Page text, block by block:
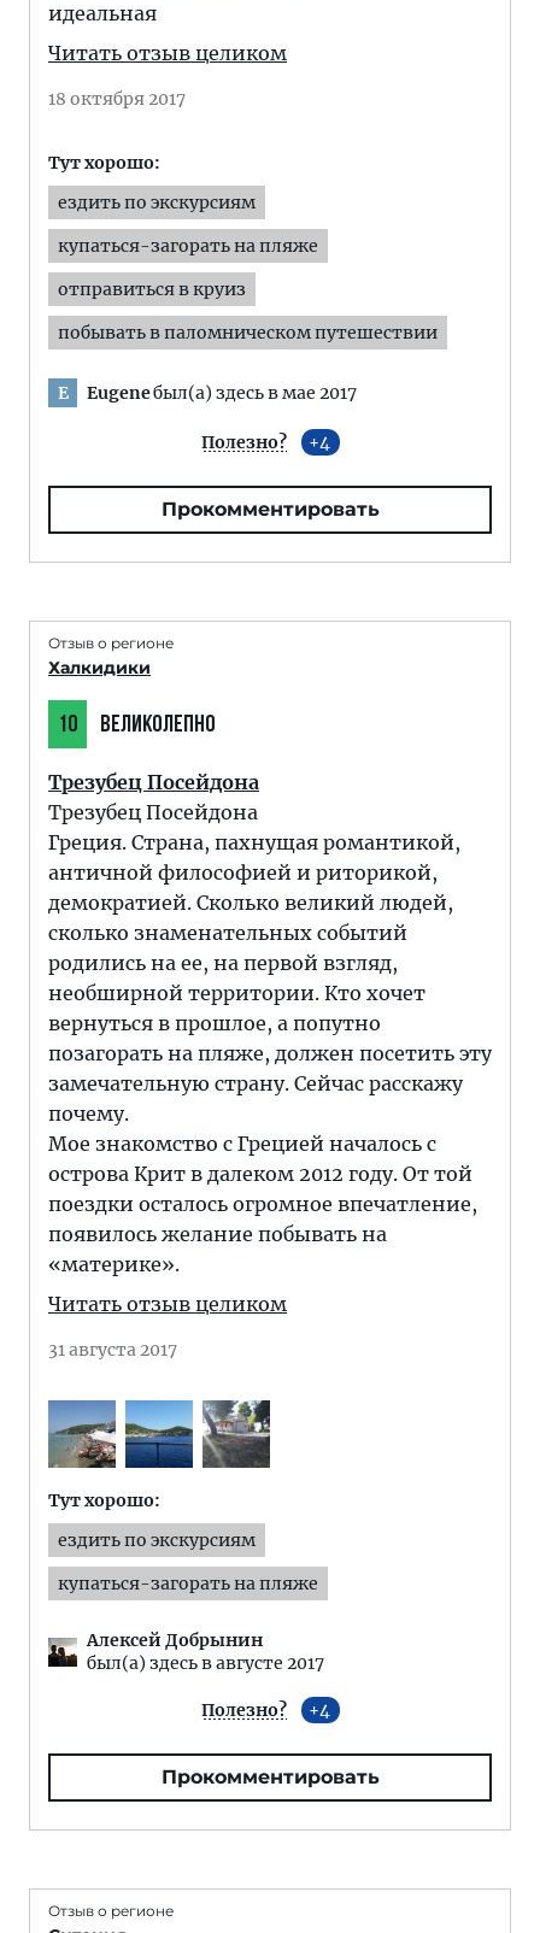
идеальная
Читать отзыв целиком
18 октября 2017
Тут хорошо:
ездить по экскурсиям
купаться-загорать на пляже
отправиться в круиз
побывать в паломническом путешествии
E Eugeneбыл(а) здесь в мае 2017
Полезно? 4
Прокомментировать
Отзыв о регионе
Халкидики
10 ВЕЛИКОЛЕПНО
Трезубец Посейдона
Трезубец Посейдона
Греция. Страна, пахнущая романтикой,
античной философией и риторикой,
демократией. Сколько великий людей,
сколько знаменательных событий
родились на ее, на первой взгляд,
необширной территории. Кто хочет
вернуться в прошлое, а попутно
позагорать на пляже, должен посетить эту
замечательную страну. Сейчас расскажу
почему.
Мое знакомство с Грецией началось с
острова Крит в далеком 2012 году. От той
поездки осталось огромное впечатление,
появилось желание побывать на
«материке».
Читать отзыв целиком
31 августа 2017
Тут хорошо:
ездить по экскурсиям
купаться-загорать на пляже
Алексей Добрынин
был(а) здесь в августе 2017
Полезно? 4
Прокомментировать
Отзыв о регионе